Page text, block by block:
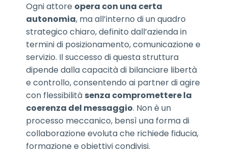
Ogni attore opera con una certa
autonomia, ma all’interno di un quadro
strategico chiaro, definito dall’azienda in
termini di posizionamento, comunicazione e
servizio. Il successo di questa struttura
dipende dalla capacità di bilanciare libertà
e controllo, consentendo ai partner di agire
con flessibilità senza compromettere la
coerenza del messaggio. Non è un
processo meccanico, bensì una forma di
collaborazione evoluta che richiede fiducia,
formazione e obiettivi condivisi.